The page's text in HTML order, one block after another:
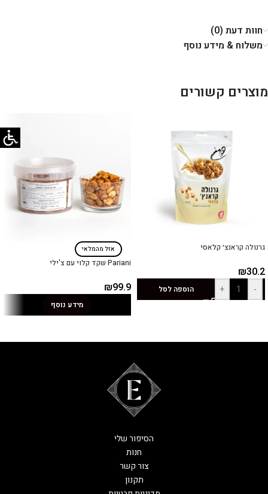
חוות דעת (0)
משלוח & מידע נוסף
מוצרים קשורים
גרנולה קראנצ׳ קלאסי
₪30.2
-
+ הוספה לסל
אזל מהמלאי
Pariani שקד קלוי עם צ'ילי
₪99.9
מידע נוסף
הסיפור שלי
חנות
צור קשר
תקנון